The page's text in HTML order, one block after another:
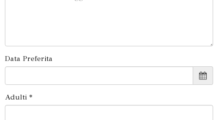
Data Preferita
Adulti *